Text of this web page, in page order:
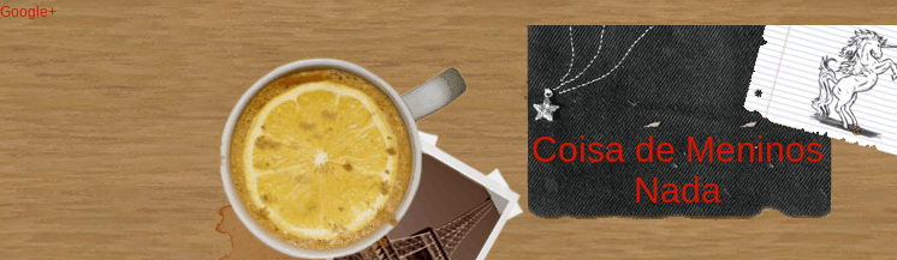
Google+
Coisa de Meninos
Nada